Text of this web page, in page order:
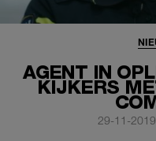
AGENT IN
KIJKERS
29-11-2019